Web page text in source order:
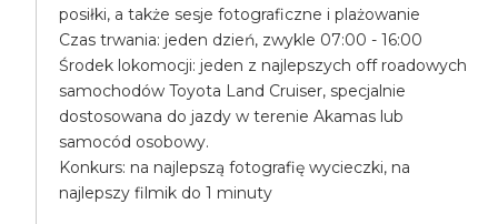
posiłki, a także sesje fotograficzne i plażowanie
Czas trwania: jeden dzień, zwykle 07:00 - 16:00
Środek lokomocji: jeden z najlepszych off roadowych
samochodów Toyota Land Cruiser, specjalnie
dostosowana do jazdy w terenie Akamas lub
samocód osobowy.
Konkurs: na najlepszą fotografię wycieczki, na
najlepszy filmik do 1 minuty